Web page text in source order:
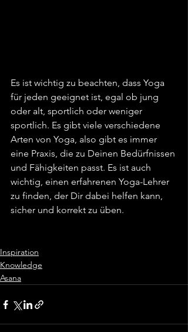
Es ist wichtig zu beachten, dass Yoga
für jeden geeignet ist, egal ob jung
oder alt, sportlich oder weniger
sportlich. Es gibt viele verschiedene
Arten von Yoga, also gibt es immer
eine Praxis, die zu Deinen Bedürfnissen
und Fähigkeiten passt. Es ist auch
wichtig, einen erfahrenen Yoga-Lehrer
zu finden, der Dir dabei helfen kann,
sicher und korrekt zu üben.
Inspiration
Knowledge
Asana